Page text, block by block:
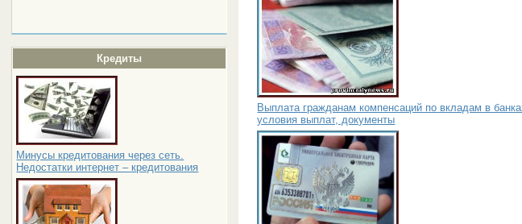
Кредиты
Минусы кредитования через сеть.
Недостатки интернет – кредитования
Выплата гражданам компенсаций по вкладам в
условия выплат, документы